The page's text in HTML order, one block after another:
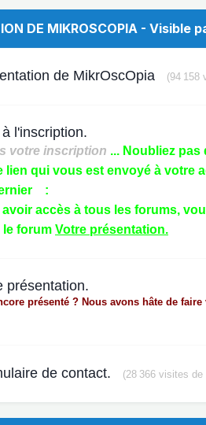
DE MIKROSCOPIA - Visible
de MikrOscOpia (94 158
l'inscription.
votre inscription ... Noubliez pas
lien qui vous est envoyé à votre
:
avoir accès à tous les forums,
le forum Votre présentation.
présentation.
présenté ? Nous avons hâte de
de contact. (28 366 visites de